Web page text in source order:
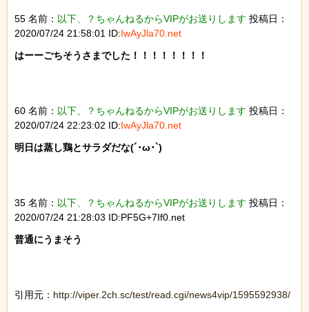
55 名前： 以下、？ちゃんねるからVIPがお送りします 投稿日：
2020/07/24 21:58:01 ID:IwAyJla70.net
はーーごちそうさまでした！！！！！！！！
60 名前： 以下、？ちゃんねるからVIPがお送りします 投稿日：
2020/07/24 22:23:02 ID:IwAyJla70.net
明日は蒸し鶏とサラダだな(´･ω･`)
35 名前： 以下、？ちゃんねるからVIPがお送りします 投稿日：
2020/07/24 21:28:03 ID:PF5G+7If0.net
普通にうまそう
引用元： http://viper.2ch.sc/test/read.cgi/news4vip/1595592938/